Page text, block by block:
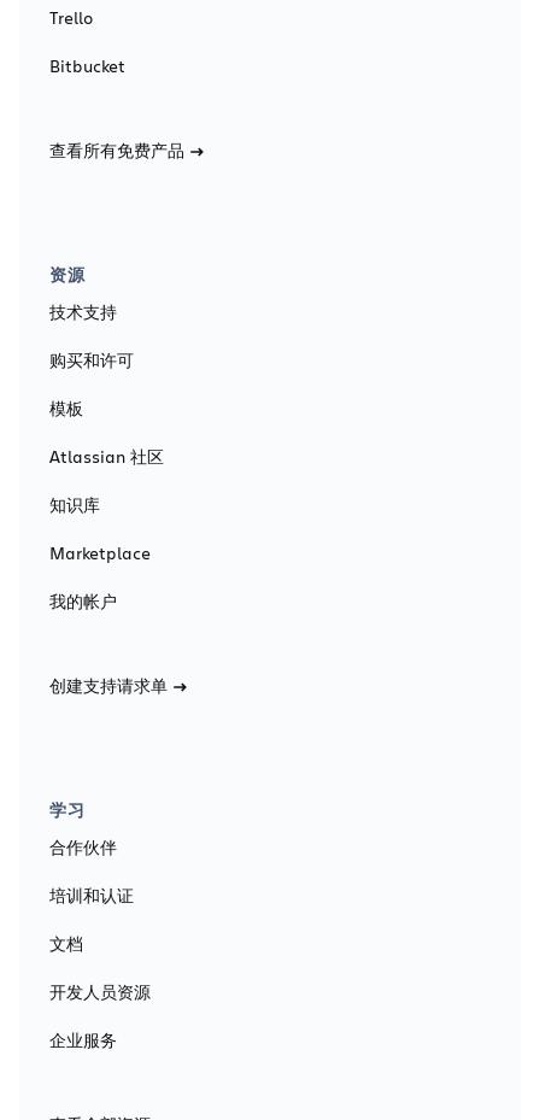
Trello
Bitbucket
查看所有免费产品
资源
技术支持
购买和许可
模板
Atlassian 社区
知识库
Marketplace
我的帐户
创建支持请求单
学习
合作伙伴
培训和认证
文档
开发人员资源
企业服务